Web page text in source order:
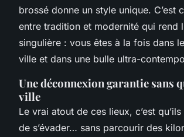
brossé donne un style unique. C’est
entre tradition et modernité qui rend
singulière : vous êtes à la fois dans
ville et dans une bulle ultra-
Une déconnexion garantie sans
ville
Le vrai atout de ces lieux, c’est
de s’évader… sans parcourir des